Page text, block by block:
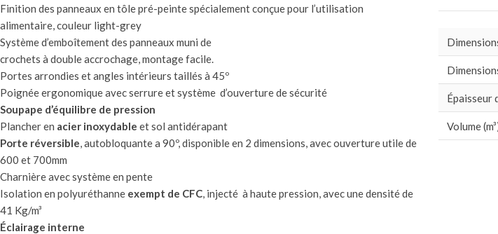
Finition des panneaux en tôle pré-peinte spécialement conçue pour l’utilisation
alimentaire, couleur light-grey
Système d’emboîtement des panneaux muni de
crochets à double accrochage, montage facile.
Portes arrondies et angles intérieurs taillés à 45º
Poignée ergonomique avec serrure et système d’ouverture de sécurité
Soupape d’équilibre de pression
Plancher en acier inoxydable et sol antidérapant
Porte réversible, autobloquante a 90º, disponible en 2 dimensions, avec ouverture utile de
600 et 700mm
Charnière avec système en pente
Isolation en polyuréthanne exempt de CFC, injecté à haute pression, avec une densité de
41 Kg/m³
Éclairage interne
Épaisseur
Volume